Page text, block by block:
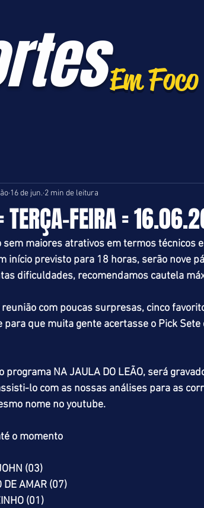
Em Foco
TERÇA-FEIRA =
16 de jun. 2 min de leitura
sem maiores atrativos em termos técnicos
início previsto para 18 horas, serão nove
dificuldades, recomendamos cautela
com poucas surpresas, cinco
que muita gente acertasse o Pick
programa NA JAULA DO LEÃO, será
lo com as nossas análises para as
nome no youtube.
o momento
(03)
DE AMAR (07)
(01)